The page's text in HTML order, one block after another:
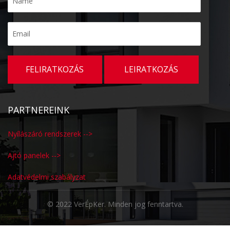
KAPCSOLAT
PARTNEREINK
Nyílászáró rendszerek -->
Ajtó panelek -->
Adatvédelmi szabályzat
© 2022 VerÉpKer. Minden jog fenntartva.